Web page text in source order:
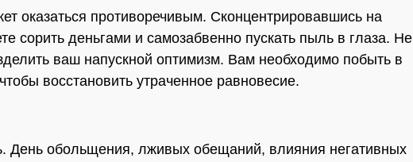
оказаться противоречивым. Сконцентрировавшись на
сорить деньгами и самозабвенно пускать пыль в глаза. Не
ваш напускной оптимизм. Вам необходимо побыть в
восстановить утраченное равновесие.
День обольщения, лживых обещаний, влияния негативных